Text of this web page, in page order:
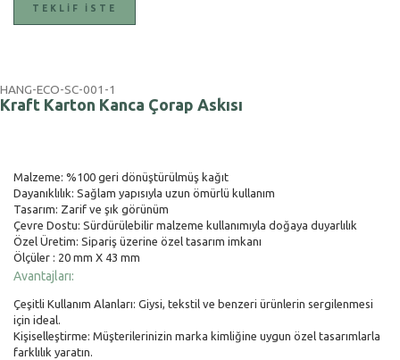
TEKLIF İSTE
HANG-ECO-SC-001-1
Kraft Karton Kanca Çorap Askısı
Malzeme: %100 geri dönüştürülmüş kağıt
Dayanıklılık: Sağlam yapısıyla uzun ömürlü kullanım
Tasarım: Zarif ve şık görünüm
Çevre Dostu: Sürdürülebilir malzeme kullanımıyla doğaya duyarlılık
Özel Üretim: Sipariş üzerine özel tasarım imkanı
Ölçüler : 20 mm X 43 mm
Avantajları:
Çeşitli Kullanım Alanları: Giysi, tekstil ve benzeri ürünlerin sergilenmesi
için ideal.
Kişiselleştirme: Müşterilerinizin marka kimliğine uygun özel tasarımlarla
farklılık yaratın.